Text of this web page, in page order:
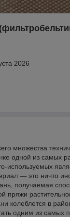
2026
множества
одной из самых
используемых
— это ничто
получаемая
пряжи
колеблется в
одним из самых